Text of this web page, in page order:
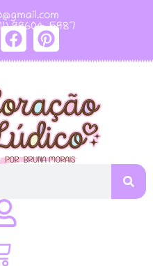
99604-5987